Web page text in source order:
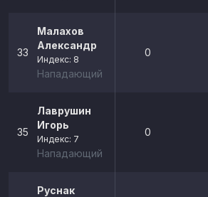
33
Малахов
Александр
Индекс: 8
Нападающий
0
35
Лаврушин
Игорь
Индекс: 7
Нападающий
0
Руснак